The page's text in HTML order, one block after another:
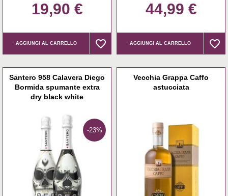
19,90 €
AGGIUNGI AL CARRELLO favorite_border
favorite_border
44,99 €
AGGIUNGI AL CARRELLO favorite_border
favorite_border
Santero 958 Calavera Diego
Bormida spumante extra
dry black white
-23%
Vecchia Grappa Caffo
astucciata